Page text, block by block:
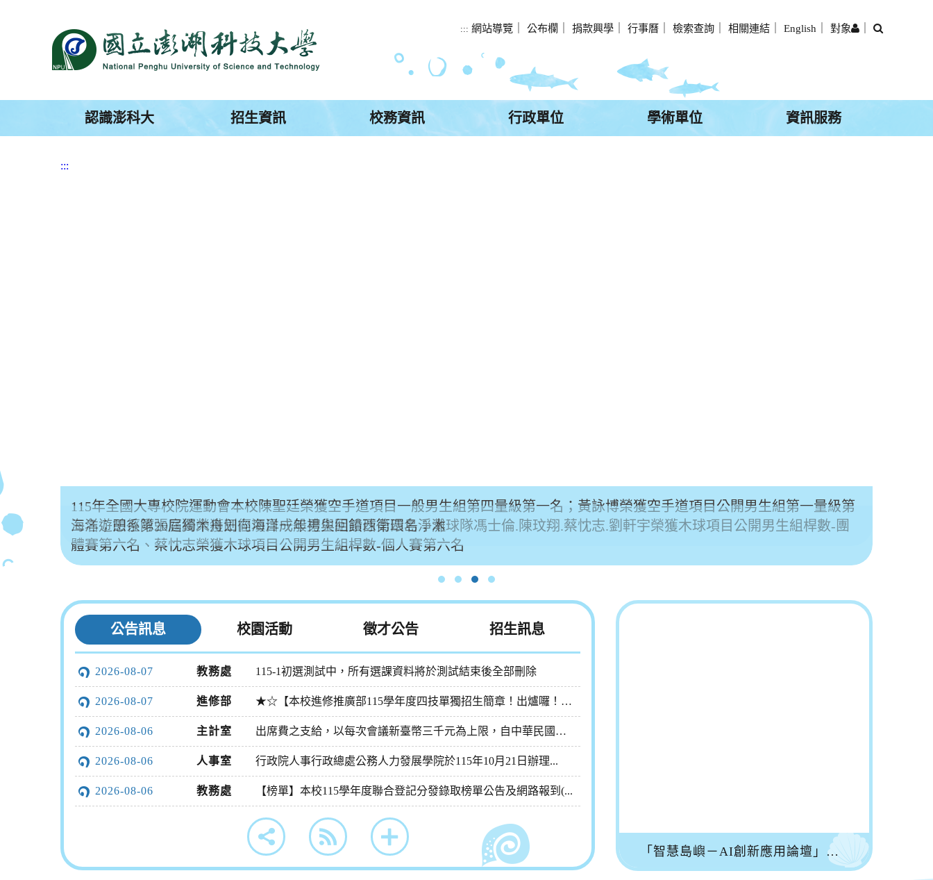
區
::: 網站導覽 公布欄 捐款興學 行事曆 檢索查詢 相關連結 English 對象
認識澎科大 招生資訊 校務資訊 行政單位 學術單位 資訊服務
:::
115年全國大專校院運動會本校陳聖廷榮獲空手道項目一般男生組第四量級第一名；黃詠博榮獲空手道項目公開男生組第一量級第
三名；田徑隊張庭綺榮獲田徑項目一般男生組鉛球第四名；木球隊馮士倫.陳玟翔.蔡忱志.劉軒宇榮獲木球項目公開男生組桿數-團
體賽第六名、蔡忱志榮獲木球項目公開男生組桿數-個人賽第六名
公告訊息 校園活動 徵才公告 招生訊息
2026-08-07 教務處 115-1初選測試中，所有選課資料將於測試結束後全部刪除
2026-08-07 進修部 ★☆【本校進修推廣部115學年度四技單獨招生簡章！出爐囉！】...
2026-08-06 主計室 出席費之支給，以每次會議新臺幣三千元為上限，自中華民國一百十...
2026-08-06 人事室 行政院人事行政總處公務人力發展學院於115年10月21日辦理...
2026-08-06 教務處 【榜單】本校115學年度聯合登記分發錄取榜單公告及網路報到(...
「智慧島嶼－AI創新應用論壇」登場 澎科大推動離島AI應用與智慧治理新契機